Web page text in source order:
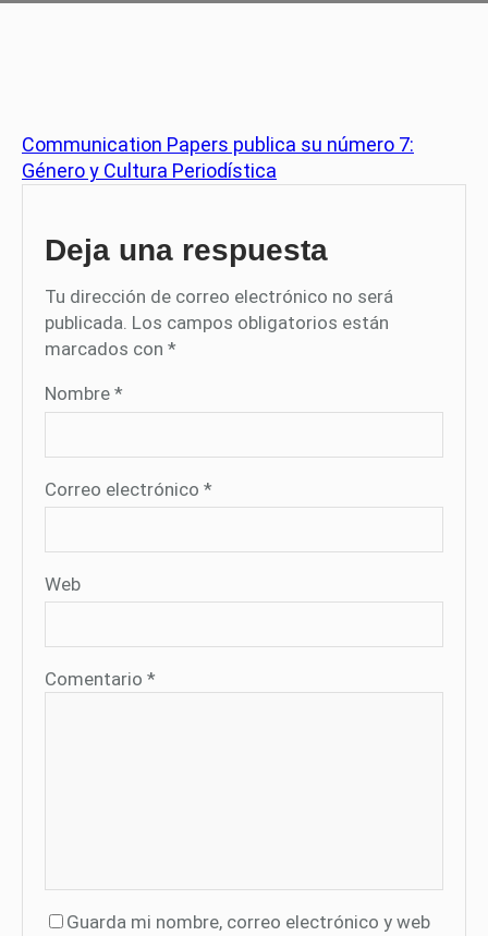
Communication Papers publica su número 7:
Género y Cultura Periodística
Deja una respuesta
Tu dirección de correo electrónico no será
publicada. Los campos obligatorios están
marcados con *
Nombre *
Correo electrónico *
Web
Comentario *
Guarda mi nombre, correo electrónico y web